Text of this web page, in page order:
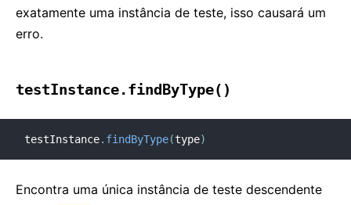
exatamente uma instância de teste, isso causará um
erro.
testInstance.findByType()
testInstance. findByType(type)
Encontra uma única instância de teste descendente